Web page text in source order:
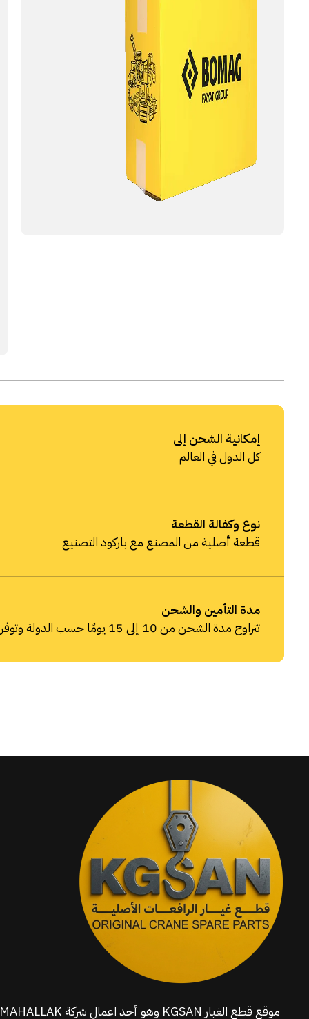
إمكانية الشحن إلى
كل الدول في العالم
نوع وكفالة القطعة
قطعة أصلية من المصنع مع باركود التصنيع
مدة التأمين والشحن
تتراوح مدة الشحن من 10 إلى 15 يومًا حسب الدولة وتوفر شركات الشحن